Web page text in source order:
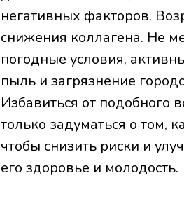
негативных факторов.
снижения коллагена. Не
погодные условия,
пыль и загрязнение
Избавиться от подобного
только задуматься о том,
чтобы снизить риски и
его здоровье и молодость.